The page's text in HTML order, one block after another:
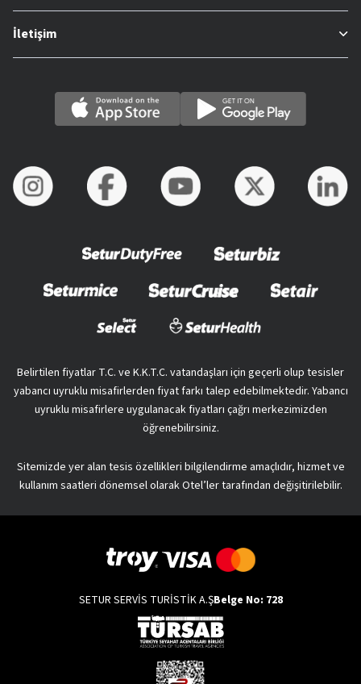
İletişim
Belirtilen fiyatlar T.C. ve K.K.T.C. vatandaşları için geçerli olup tesisler
yabancı uyruklu misafirlerden fiyat farkı talep edebilmektedir. Yabancı
uyruklu misafirlere uygulanacak fiyatları çağrı merkezimizden
öğrenebilirsiniz.
Sitemizde yer alan tesis özellikleri bilgilendirme amaçlıdır, hizmet ve
kullanım saatleri dönemsel olarak Otel’ler tarafından değişitirilebilir.
SETUR SERVİS TURİSTİK A.ŞBelge No: 728